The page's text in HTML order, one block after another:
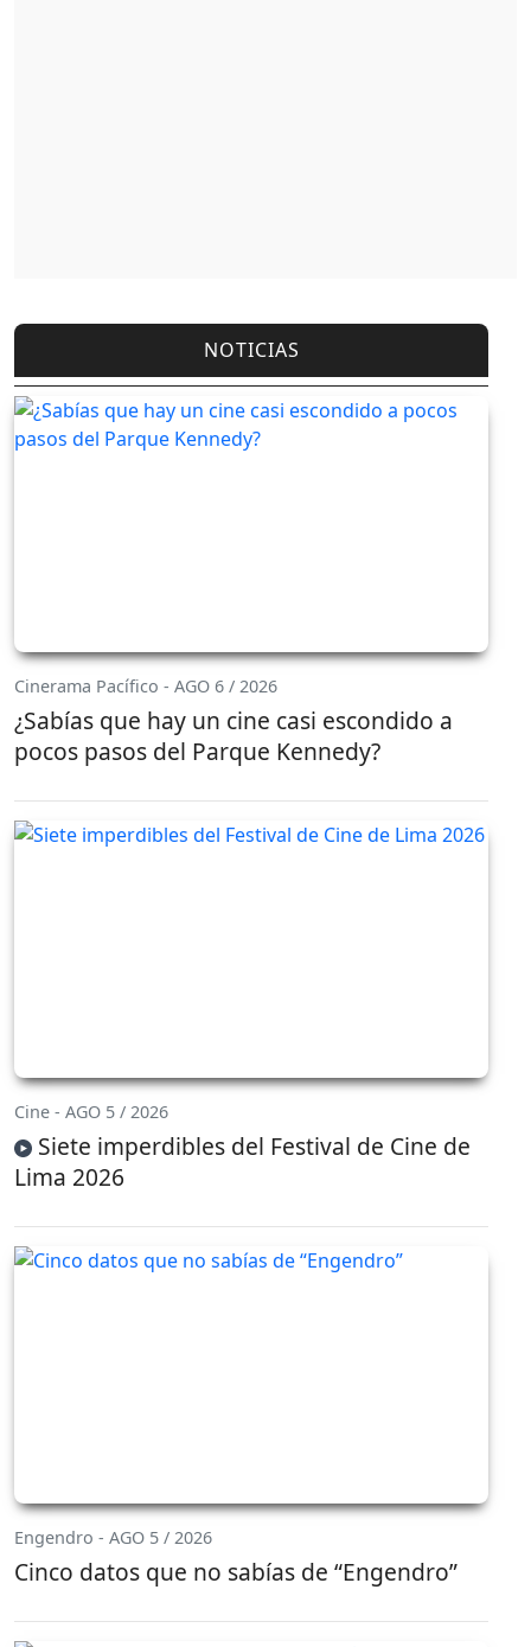
NOTICIAS
Cinerama Pacífico - AGO 6 / 2026
¿Sabías que hay un cine casi escondido a
pocos pasos del Parque Kennedy?
Cine - AGO 5 / 2026
Siete imperdibles del Festival de Cine de
Lima 2026
Engendro - AGO 5 / 2026
Cinco datos que no sabías de “Engendro”